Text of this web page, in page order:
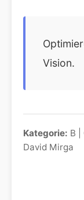
Vision.
Kategorie: B |
David Mirga